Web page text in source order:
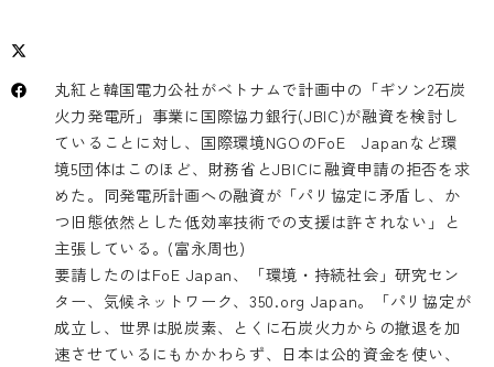
丸紅と韓国電力公社がベトナムで計画中の「ギソン2石炭
火力発電所」事業に国際協力銀行(JBIC)が融資を検討し
ていることに対し、国際環境NGOのFoE Japanなど環
境5団体はこのほど、財務省とJBICに融資申請の拒否を求
めた。同発電所計画への融資が「パリ協定に矛盾し、か
つ旧態依然とした低効率技術での支援は許されない」と
主張している。(富永周也)
要請したのはFoE Japan、「環境・持続社会」研究セン
ター、気候ネットワーク、350.org Japan。「パリ協定が
成立し、世界は脱炭素、とくに石炭火力からの撤退を加
速させているにもかかわらず、日本は公的資金を使い、